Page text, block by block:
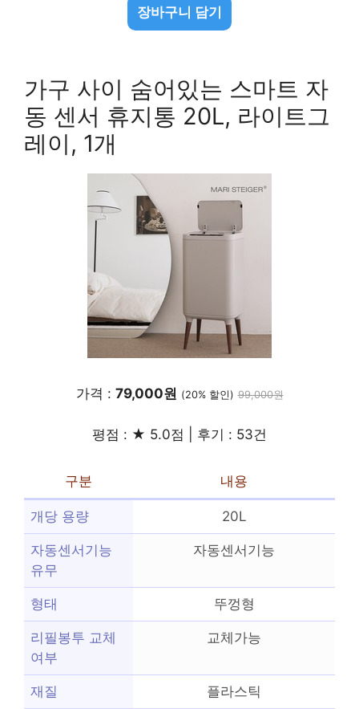
장바구니 담기
가구 사이 숨어있는 스마트 자
동 센서 휴지통 20L, 라이트그
레이, 1개
가격 : 79,000원 (20% 할인) 99,000원
평점 : ★ 5.0점 | 후기 : 53건
구분 내용
개당 용량 20L
자동센서기능
유무
자동센서기능
형태 뚜껑형
리필봉투 교체
여부
교체가능
재질 플라스틱